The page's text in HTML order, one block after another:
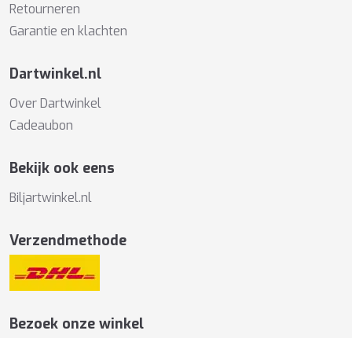
Retourneren
Garantie en klachten
Dartwinkel.nl
Over Dartwinkel
Cadeaubon
Bekijk ook eens
Biljartwinkel.nl
Verzendmethode
Bezoek onze winkel